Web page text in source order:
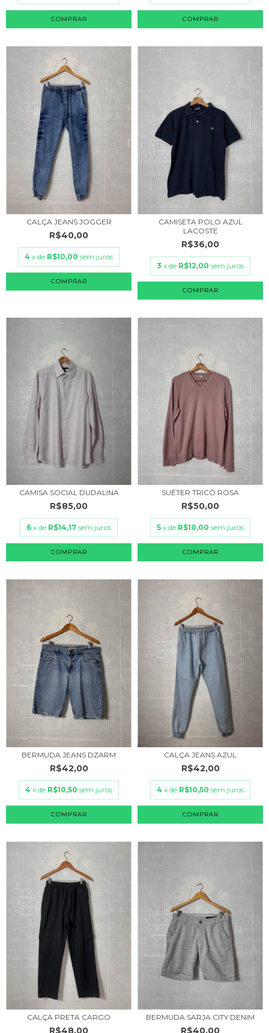
COMPRAR COMPRAR
CALÇA JEANS JOGGER
R$40,00
4 x de R$10,00 sem juros
COMPRAR
CAMISETA POLO AZUL
LACOSTE
R$36,00
3 x de R$12,00 sem juros
COMPRAR
CAMISA SOCIAL DUDALINA
R$85,00
6 x de R$14,17 sem juros
COMPRAR
SUÉTER TRICÔ ROSA
R$50,00
5 x de R$10,00 sem juros
COMPRAR
BERMUDA JEANS DZARM
R$42,00
4 x de R$10,50 sem juros
COMPRAR
CALÇA JEANS AZUL
R$42,00
4 x de R$10,50 sem juros
COMPRAR
CALÇA PRETA CARGO
R$48,00
BERMUDA SARJA CITY DENIM
R$40,00